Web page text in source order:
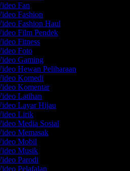
Fan
Fashion
Fashion Haul
Film Pendek
Fitness
Foto
Gaming
Hewan Peliharaan
Komedi
Komentar
Latihan
Layar Hijau
Lirik
Media Sosial
Memasak
Mobil
Musik
Parodi
Pelafalan